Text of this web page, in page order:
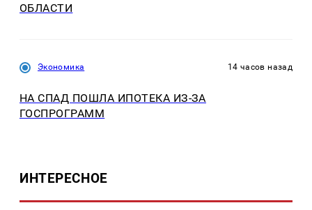
ОБЛАСТИ
Экономика 14 часов назад
НА СПАД ПОШЛА ИПОТЕКА ИЗ-ЗА
ГОСПРОГРАММ
ИНТЕРЕСНОЕ